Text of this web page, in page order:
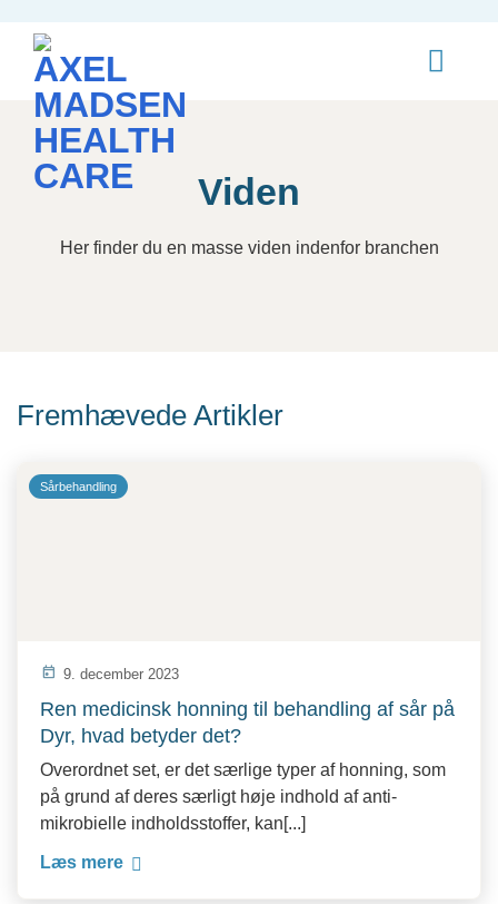
indhold
Viden
Her finder du en masse viden indenfor branchen
Fremhævede Artikler
Sårbehandling
today 9. december 2023
Ren medicinsk honning til behandling af sår på
Dyr, hvad betyder det?
Overordnet set, er det særlige typer af honning, som
på grund af deres særligt høje indhold af anti-
mikrobielle indholdsstoffer, kan[...]
Læs mere